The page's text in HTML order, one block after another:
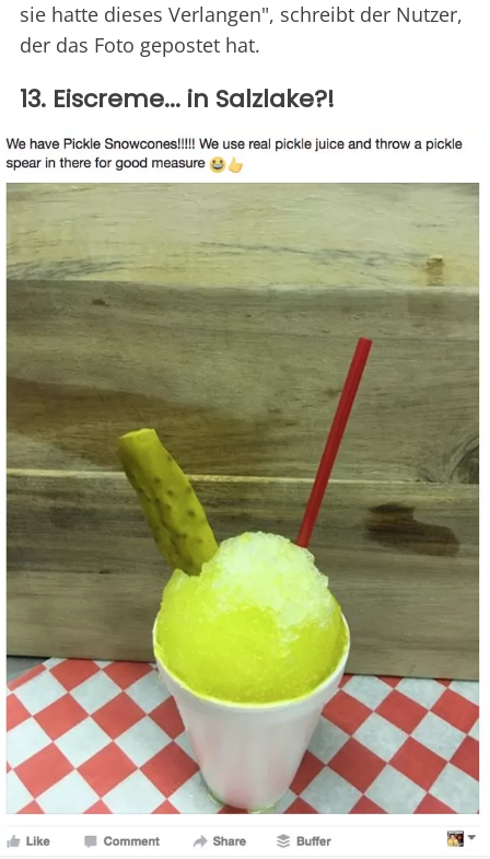
sie hatte dieses Verlangen", schreibt der Nutzer,
der das Foto gepostet hat.
13. Eiscreme... in Salzlake?!